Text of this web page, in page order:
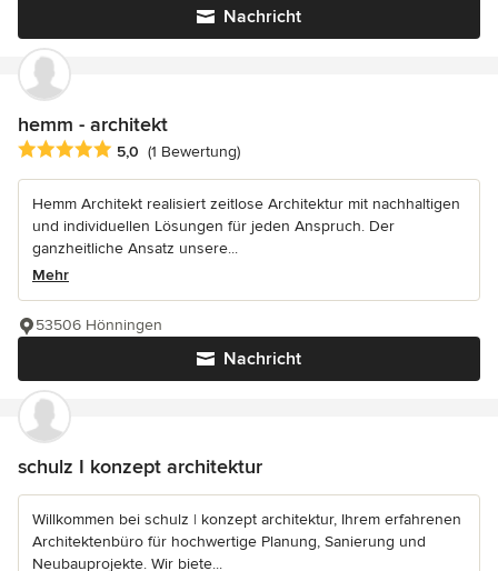
Nachricht
hemm - architekt
Durchschnittliche Bewertung: 5 von 5 Sternen
5,0 (1 Bewertung)
Hemm Architekt realisiert zeitlose Architektur mit nachhaltigen
und individuellen Lösungen für jeden Anspruch. Der
ganzheitliche Ansatz unsere...
Mehr
Nachricht
53506 Hönningen
schulz I konzept architektur
Willkommen bei schulz | konzept architektur, Ihrem erfahrenen
Architektenbüro für hochwertige Planung, Sanierung und
Neubauprojekte. Wir biete...